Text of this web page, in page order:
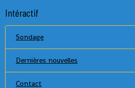
Intéractif
Sondage
Dernières nouvelles
Contact